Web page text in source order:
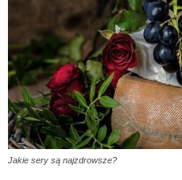
Jakie sery są najzdrowsze?